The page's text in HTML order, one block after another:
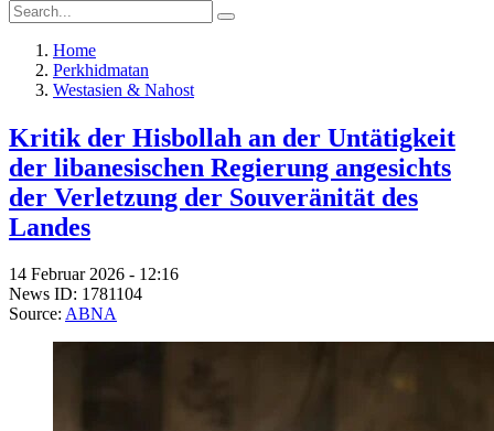
Home
Perkhidmatan
Westasien & Nahost
Kritik der Hisbollah an der Untätigkeit
der libanesischen Regierung angesichts
der Verletzung der Souveränität des
Landes
14 Februar 2026 - 12:16
News ID: 1781104
Source: ABNA